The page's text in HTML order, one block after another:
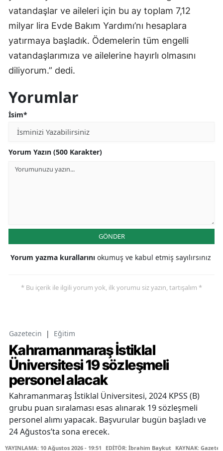
vatandaşlar ve aileleri için bu ay toplam 7,12
milyar lira Evde Bakım Yardımı’nı hesaplara
yatırmaya başladık. Ödemelerin tüm engelli
vatandaşlarımıza ve ailelerine hayırlı olmasını
diliyorum.” dedi.
Yorumlar
İsim*
Yorum Yazın (500 Karakter)
GÖNDER
Yorum yazma kurallarını okumuş ve kabul etmiş sayılırsınız
* Bu içerik ile ilgili yorum yok, ilk yorumu siz yazın, tartışalım *
Gazetecin | Eğitim
Kahramanmaraş İstiklal
Üniversitesi 19 sözleşmeli
personel alacak
Kahramanmaraş İstiklal Üniversitesi, 2024 KPSS (B)
grubu puan sıralaması esas alınarak 19 sözleşmeli
personel alımı yapacak. Başvurular bugün başladı ve
24 Ağustos’ta sona erecek.
YAYINLAMA: 10 Ağustos 2026 - 19:51 EDİTÖR: İbrahim Baykut KAYNAK: